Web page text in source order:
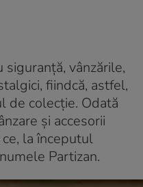
siguranță, vânzările,
fiindcă, astfel,
de colecție. Odată
și accesorii
la începutul
Partizan.